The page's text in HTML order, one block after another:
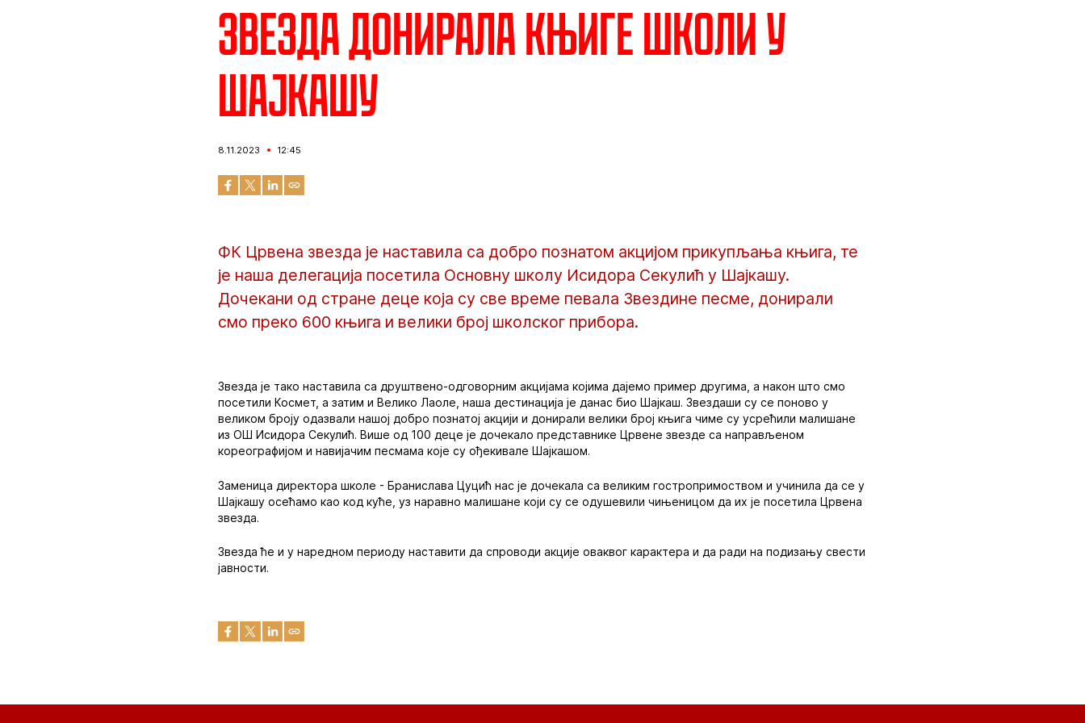
Звезда донирала књиге школи у
Шајкашу
8.11.2023 12:45
ФК Црвена звезда је наставила са добро познатом акцијом прикупљања књига, те
је наша делегација посетила Основну школу Исидора Секулић у Шајкашу.
Дочекани од стране деце која су све време певала Звездине песме, донирали
смо преко 600 књига и велики број школског прибора.
Звезда је тако наставила са друштвено-одговорним акцијама којима дајемо пример другима, а након што смо
посетили Космет, а затим и Велико Лаоле, наша дестинација је данас био Шајкаш. Звездаши су се поново у
великом броју одазвали нашој добро познатој акцији и донирали велики број књига чиме су усрећили малишане
из ОШ Исидора Секулић. Више од 100 деце је дочекало представнике Црвене звезде са направљеном
кореографијом и навијачим песмама које су ођекивале Шајкашом.
Заменица директора школе - Бранислава Цуцић нас је дочекала са великим гостропримоством и учинила да се у
Шајкашу осећамо као код куће, уз наравно малишане који су се одушевили чињеницом да их је посетила Црвена
звезда.
Звезда ће и у наредном периоду наставити да спроводи акције оваквог карактера и да ради на подизању свести
јавности.